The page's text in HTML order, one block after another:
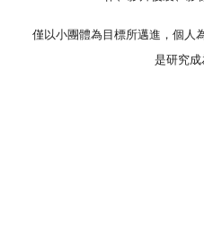
僅以小團體為目標所邁進，個人
是研究成